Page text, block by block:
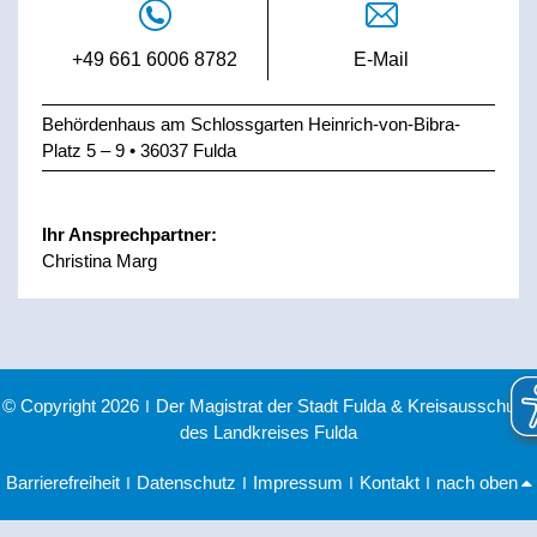
+49 661 6006 8782 E-Mail
Behördenhaus am Schlossgarten Heinrich-von-Bibra-
Platz 5 – 9 • 36037 Fulda
Ihr Ansprechpartner:
Christina Marg
© Copyright 2026 | Der Magistrat der Stadt Fulda & Kreisausschuss
des Landkreises Fulda
Barrierefreiheit | Datenschutz | Impressum | Kontakt | nach oben